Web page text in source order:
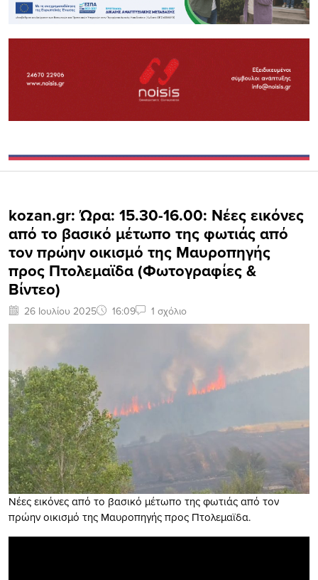
kozan.gr: Ώρα: 15.30-16.00: Νέες εικόνες
από το βασικό μέτωπο της φωτιάς από
τον πρώην οικισμό της Μαυροπηγής
προς Πτολεμαϊδα (Φωτογραφίες &
Βίντεο)
26 Ιουλίου 2025 16:09 1 σχόλιο
Νέες εικόνες από το βασικό μέτωπο της φωτιάς από τον
πρώην οικισμό της Μαυροπηγής προς Πτολεμαϊδα.